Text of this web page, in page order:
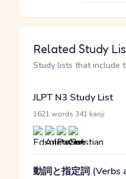
Related Study
Study lists that include
JLPT N3 Study List
1621 words 341 kanji
動詞と指定詞 (Verbs